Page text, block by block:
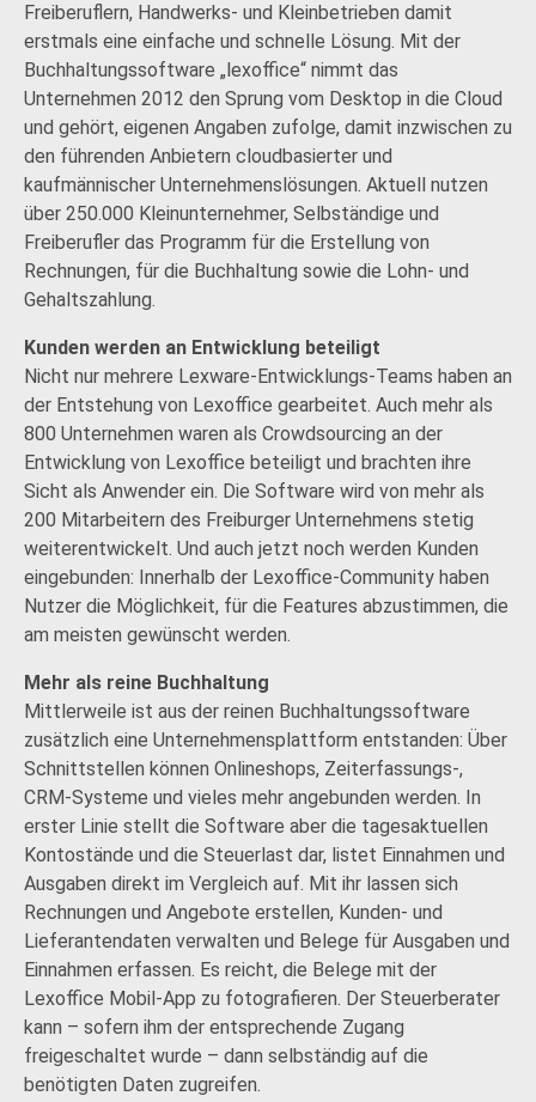
Freiberuflern, Handwerks- und Kleinbetrieben damit
erstmals eine einfache und schnelle Lösung. Mit der
Buchhaltungssoftware „lexoffice“ nimmt das
Unternehmen 2012 den Sprung vom Desktop in die Cloud
und gehört, eigenen Angaben zufolge, damit inzwischen zu
den führenden Anbietern cloudbasierter und
kaufmännischer Unternehmenslösungen. Aktuell nutzen
über 250.000 Kleinunternehmer, Selbständige und
Freiberufler das Programm für die Erstellung von
Rechnungen, für die Buchhaltung sowie die Lohn- und
Gehaltszahlung.
Kunden werden an Entwicklung beteiligt
Nicht nur mehrere Lexware-Entwicklungs-Teams haben an
der Entstehung von Lexoffice gearbeitet. Auch mehr als
800 Unternehmen waren als Crowdsourcing an der
Entwicklung von Lexoffice beteiligt und brachten ihre
Sicht als Anwender ein. Die Software wird von mehr als
200 Mitarbeitern des Freiburger Unternehmens stetig
weiterentwickelt. Und auch jetzt noch werden Kunden
eingebunden: Innerhalb der Lexoffice-Community haben
Nutzer die Möglichkeit, für die Features abzustimmen, die
am meisten gewünscht werden.
Mehr als reine Buchhaltung
Mittlerweile ist aus der reinen Buchhaltungssoftware
zusätzlich eine Unternehmensplattform entstanden: Über
Schnittstellen können Onlineshops, Zeiterfassungs-,
CRM-Systeme und vieles mehr angebunden werden. In
erster Linie stellt die Software aber die tagesaktuellen
Kontostände und die Steuerlast dar, listet Einnahmen und
Ausgaben direkt im Vergleich auf. Mit ihr lassen sich
Rechnungen und Angebote erstellen, Kunden- und
Lieferantendaten verwalten und Belege für Ausgaben und
Einnahmen erfassen. Es reicht, die Belege mit der
Lexoffice Mobil-App zu fotografieren. Der Steuerberater
kann – sofern ihm der entsprechende Zugang
freigeschaltet wurde – dann selbständig auf die
benötigten Daten zugreifen.